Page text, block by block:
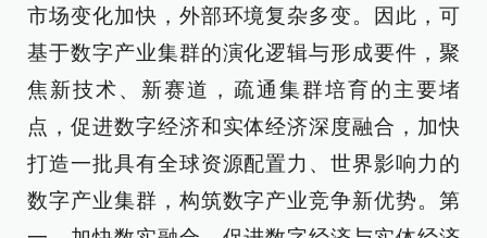
市场变化加快，外部环境复杂多变。因此，可
基于数字产业集群的演化逻辑与形成要件，聚
焦新技术、新赛道，疏通集群培育的主要堵
点，促进数字经济和实体经济深度融合，加快
打造一批具有全球资源配置力、世界影响力的
数字产业集群，构筑数字产业竞争新优势。第